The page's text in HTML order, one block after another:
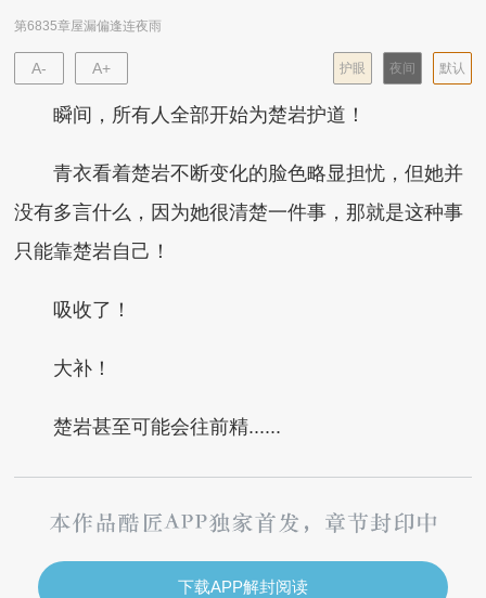
第6835章屋漏偏逢连夜雨
A- A+ 默认
夜间
护眼
瞬间，所有人全部开始为楚岩护道！
青衣看着楚岩不断变化的脸色略显担忧，但她并
没有多言什么，因为她很清楚一件事，那就是这种事
只能靠楚岩自己！
吸收了！
大补！
楚岩甚至可能会往前精......
下载APP解封阅读